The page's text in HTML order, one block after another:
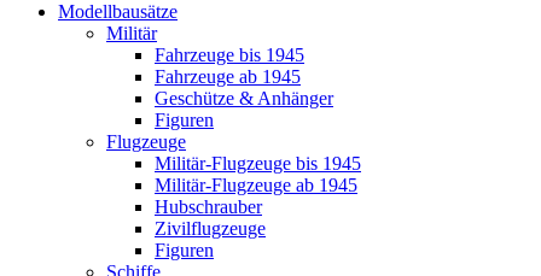
Modellbausätze
Militär
Fahrzeuge bis 1945
Fahrzeuge ab 1945
Geschütze & Anhänger
Figuren
Flugzeuge
Militär-Flugzeuge bis 1945
Militär-Flugzeuge ab 1945
Hubschrauber
Zivilflugzeuge
Figuren
Schiffe